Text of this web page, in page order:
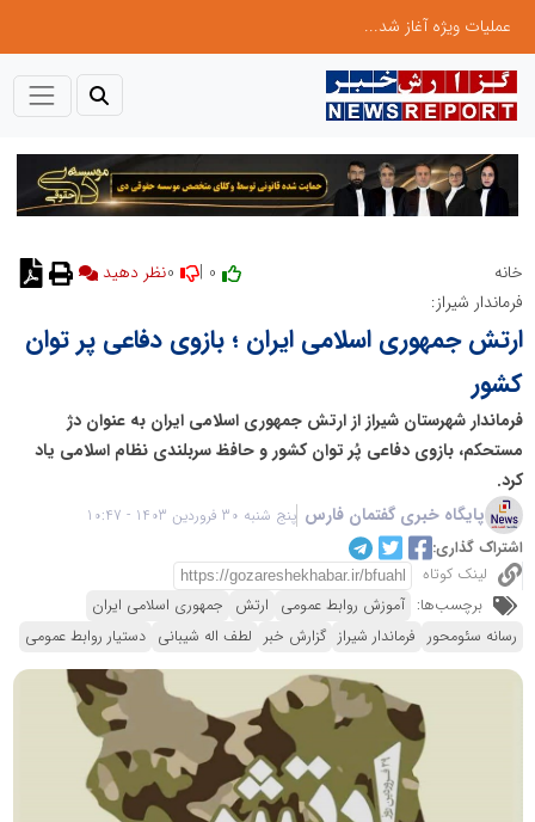
عملیات ویژه آغاز شد...
خانه
نظر دهید
فرماندار شیراز:
ارتش جمهوری اسلامی ایران ؛ بازوی دفاعی پر توان
کشور
فرماندار شهرستان شیراز از ارتش جمهوری اسلامی ایران به عنوان دژ
مستحکم، بازوی دفاعی پُر توان کشور و حافظ سربلندی نظام اسلامی یاد
کرد.
پایگاه خبری گفتمان فارس پنج شنبه 30 فروردین 1403 - 10:47
اشتراک گذاری:
لینک کوتاه
برچسب‌ها: آموزش روابط عمومی ارتش جمهوری اسلامی ایران
رسانه سئومحور فرماندار شیراز گزارش خبر لطف اله شیبانی دستیار روابط عمومی